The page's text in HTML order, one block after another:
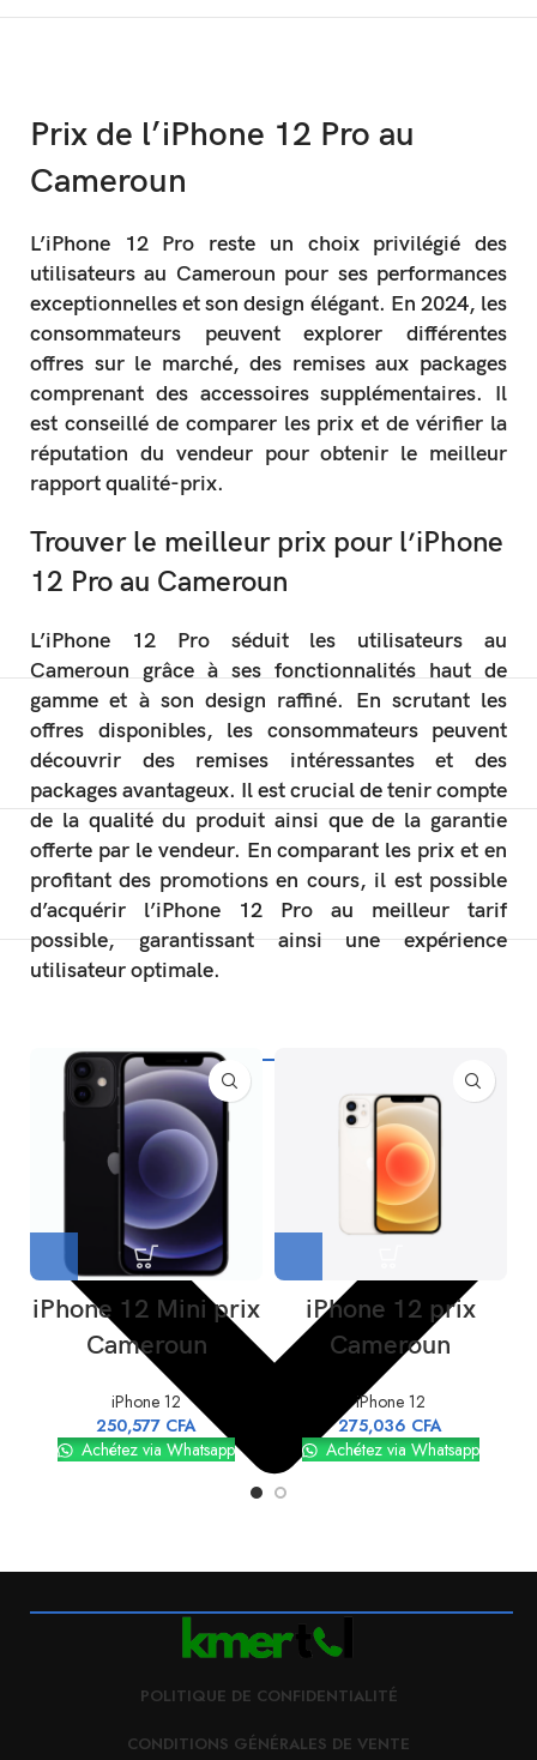
Prix de l’iPhone 12 Pro au
Cameroun
L’iPhone 12 Pro reste un choix privilégié des
utilisateurs au Cameroun pour ses performances
exceptionnelles et son design élégant. En 2024, les
consommateurs peuvent explorer différentes
offres sur le marché, des remises aux packages
comprenant des accessoires supplémentaires. Il
est conseillé de comparer les prix et de vérifier la
réputation du vendeur pour obtenir le meilleur
rapport qualité-prix.
Trouver le meilleur prix pour l’iPhone
12 Pro au Cameroun
L’iPhone 12 Pro séduit les utilisateurs au
Cameroun grâce à ses fonctionnalités haut de
gamme et à son design raffiné. En scrutant les
offres disponibles, les consommateurs peuvent
découvrir des remises intéressantes et des
packages avantageux. Il est crucial de tenir compte
de la qualité du produit ainsi que de la garantie
offerte par le vendeur. En comparant les prix et en
profitant des promotions en cours, il est possible
d’acquérir l’iPhone 12 Pro au meilleur tarif
possible, garantissant ainsi une expérience
utilisateur optimale.
iPhone 12 Mini prix
Cameroun
iPhone 12
250,577 CFA
Achétez via Whatsapp
iPhone 12 prix
Cameroun
iPhone 12
275,036 CFA
Achétez via Whatsapp
POLITIQUE DE CONFIDENTIALITÉ
CONDITIONS GÉNÉRALES DE VENTE